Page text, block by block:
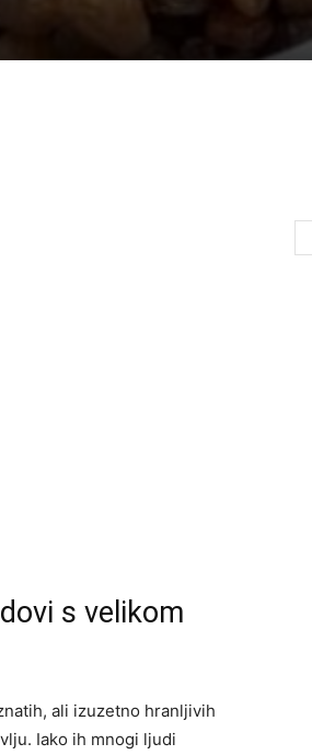
s velikom
ali izuzetno hranljivih
Iako ih mnogi ljudi